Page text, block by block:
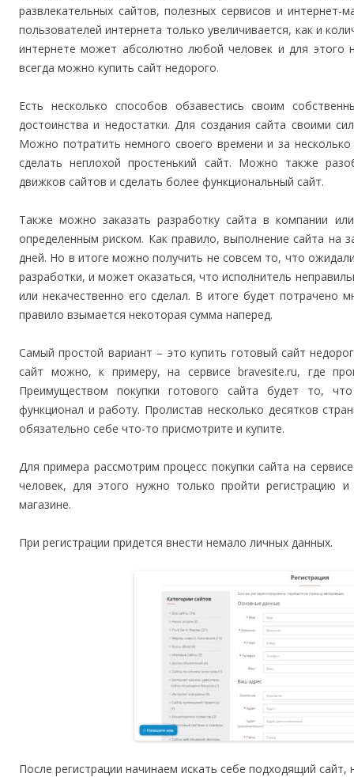
развлекательных сайтов, полезных сервисов и интернет-
пользователей интернета только увеличивается, как и
интернете может абсолютно любой человек и для этого
всегда можно купить сайт недорого.
Есть несколько способов обзавестись своим
достоинства и недостатки. Для создания сайта своими
Можно потратить немного своего времени и за
сделать неплохой простенький сайт. Можно также
движков сайтов и сделать более функциональный сайт.
Также можно заказать разработку сайта в компании
определенным риском. Как правило, выполнение сайта на
дней. Но в итоге можно получить не совсем то, что
разработки, и может оказаться, что исполнитель
или некачественно его сделал. В итоге будет потрачено
правило взымается некоторая сумма наперед.
Самый простой вариант – это купить готовый сайт
сайт можно, к примеру, на сервисе bravesite.ru, где
Преимуществом покупки готового сайта будет то,
функционал и работу. Пролистав несколько десятков
обязательно себе что-то присмотрите и купите.
Для примера рассмотрим процесс покупки сайта на
человек, для этого нужно только пройти регистрацию
магазине.
При регистрации придется внести немало личных данных.
После регистрации начинаем искать себе подходящий